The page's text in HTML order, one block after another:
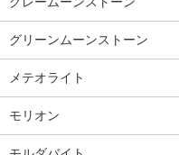
グリーンムーンストーン
メテオライト
モリオン